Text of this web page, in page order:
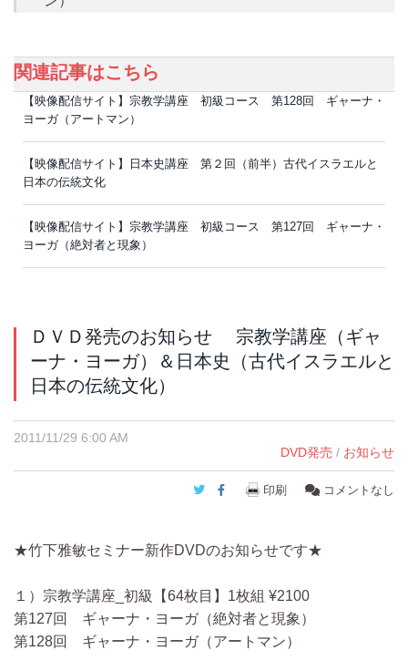
関連記事はこちら
【映像配信サイト】宗教学講座 初級コース 第128回 ギャーナ・
ヨーガ（アートマン）
【映像配信サイト】日本史講座 第２回（前半）古代イスラエルと
日本の伝統文化
【映像配信サイト】宗教学講座 初級コース 第127回 ギャーナ・
ヨーガ（絶対者と現象）
ＤＶＤ発売のお知らせ 宗教学講座（ギャ
ーナ・ヨーガ）＆日本史（古代イスラエルと
日本の伝統文化）
2011/11/29 6:00 AM
DVD発売 / お知らせ
Twitter
Facebook
印刷 コメントなし
★竹下雅敏セミナー新作DVDのお知らせです★
１）宗教学講座_初級【64枚目】1枚組 ¥2100
第127回 ギャーナ・ヨーガ（絶対者と現象）
第128回 ギャーナ・ヨーガ（アートマン）